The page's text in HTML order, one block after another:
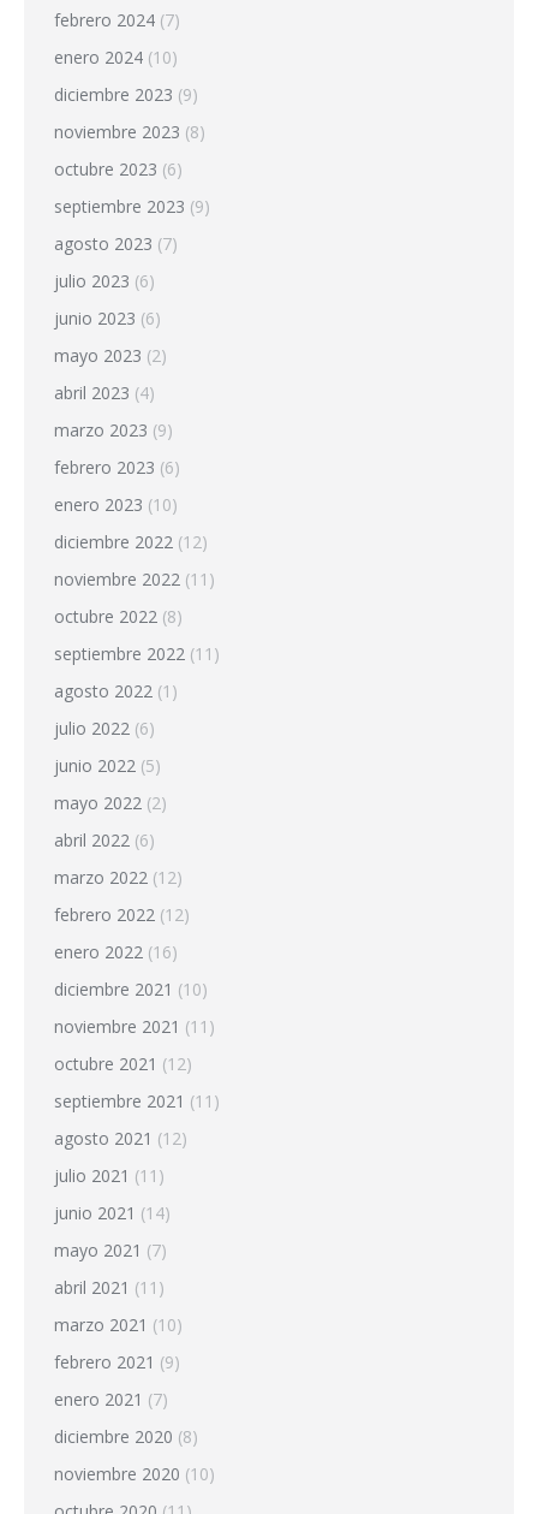
febrero 2024 (7)
enero 2024 (10)
diciembre 2023 (9)
noviembre 2023 (8)
octubre 2023 (6)
septiembre 2023 (9)
agosto 2023 (7)
julio 2023 (6)
junio 2023 (6)
mayo 2023 (2)
abril 2023 (4)
marzo 2023 (9)
febrero 2023 (6)
enero 2023 (10)
diciembre 2022 (12)
noviembre 2022 (11)
octubre 2022 (8)
septiembre 2022 (11)
agosto 2022 (1)
julio 2022 (6)
junio 2022 (5)
mayo 2022 (2)
abril 2022 (6)
marzo 2022 (12)
febrero 2022 (12)
enero 2022 (16)
diciembre 2021 (10)
noviembre 2021 (11)
octubre 2021 (12)
septiembre 2021 (11)
agosto 2021 (12)
julio 2021 (11)
junio 2021 (14)
mayo 2021 (7)
abril 2021 (11)
marzo 2021 (10)
febrero 2021 (9)
enero 2021 (7)
diciembre 2020 (8)
noviembre 2020 (10)